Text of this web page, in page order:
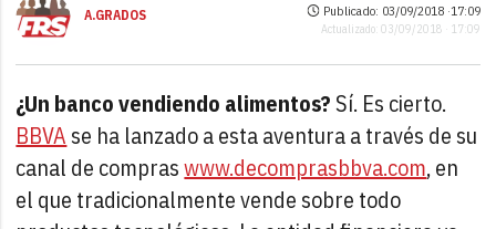
A.GRADOS Publicado: 03/09/2018 ·17:09
Actualizado: 03/09/2018 · 17:09
¿Un banco vendiendo alimentos?Sí. Es cierto.
BBVA se ha lanzado a esta aventura a través de su
canal de compraswww.decomprasbbva.com, en
el que tradicionalmente vende sobre todo